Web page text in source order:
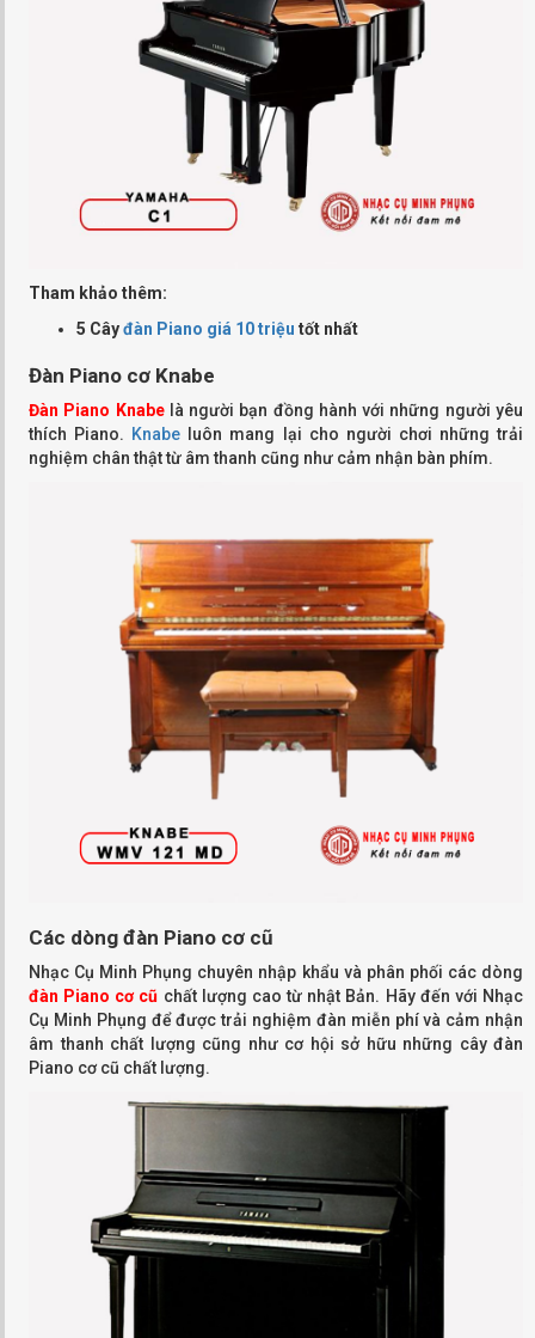
Tham khảo thêm:
5 Câyđàn Piano giá 10 triệu tốt nhất
Đàn Piano cơ Knabe
Đàn Piano Knabelà người bạn đồng hành với những người yêu
thích Piano. Knabe luôn mang lại cho người chơi những trải
nghiệm chân thật từ âm thanh cũng như cảm nhận bàn phím.
Các dòng đàn Piano cơ cũ
Nhạc Cụ Minh Phụng chuyên nhập khẩu và phân phối các dòng
đàn Piano cơ cũ chất lượng cao từ nhật Bản. Hãy đến với Nhạc
Cụ Minh Phụng để được trải nghiệm đàn miễn phí và cảm nhận
âm thanh chất lượng cũng như cơ hội sở hữu những cây đàn
Piano cơ cũ chất lượng.